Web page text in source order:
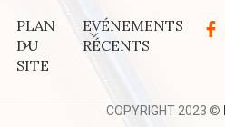
PLAN
DU
SITE
EVÉNEMENTS
RÉCENTS
COPYRIGHT 2023 ©